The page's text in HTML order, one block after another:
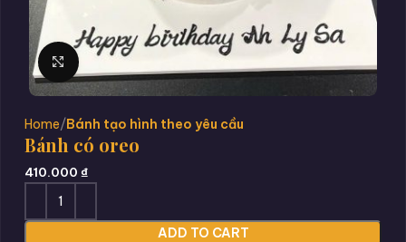
Click to enlarge
Home Bánh tạo hình theo yêu cầu
Bánh có oreo
410.000 ₫
ADD TO CART